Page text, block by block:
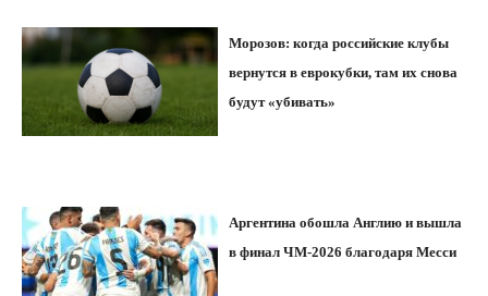
Морозов: когда российские клубы
вернутся в еврокубки, там их снова
будут «убивать»
Аргентина обошла Англию и вышла
в финал ЧМ-2026 благодаря Месси